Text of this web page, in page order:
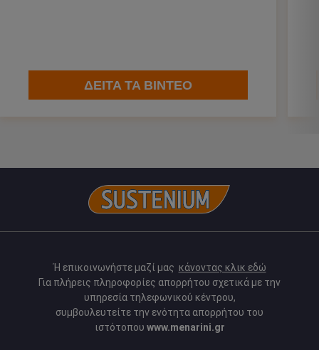
ΔΕΙΤΑ ΤΑ ΒΙΝΤΕΟ
Ή επικοινωνήστε μαζί μας κάνοντας κλικ εδώ
Για πλήρεις πληροφορίες απορρήτου σχετικά με την
υπηρεσία τηλεφωνικού κέντρου,
συμβουλευτείτε την ενότητα απορρήτου του
ιστότοπου www.menarini.gr